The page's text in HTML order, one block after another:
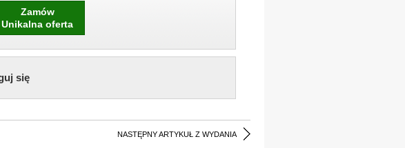
Zamów
Unikalna oferta
się
NASTĘPNY ARTYKUŁ Z WYDANIA